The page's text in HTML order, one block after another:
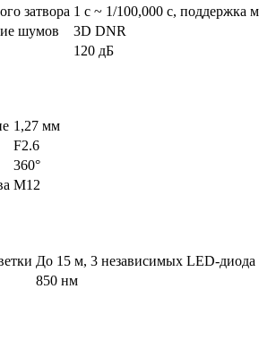
затвора 1 с ~ 1/100,000 с, поддержка
шумов
3D DNR
120 дБ
1,27 мм
F2.6
360°
M12
До 15 м, 3 независимых LED-диода
850 нм